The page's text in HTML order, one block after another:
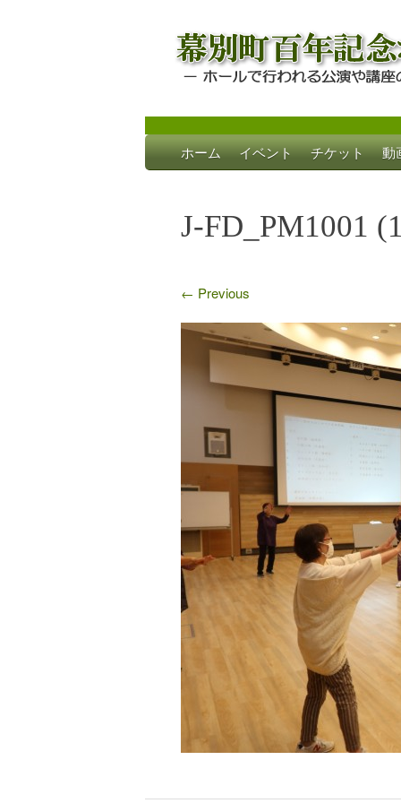
幕別町百年記
ホールで行われる公演や講座のご案内
Skip
to
ホーム イベント チケット 動
J-FD_PM1001
← Previous